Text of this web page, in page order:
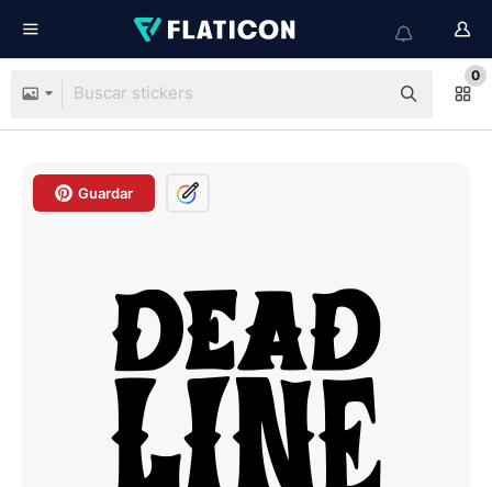
0
Guardar